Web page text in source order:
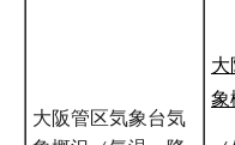
大阪管区気象台気
大
象